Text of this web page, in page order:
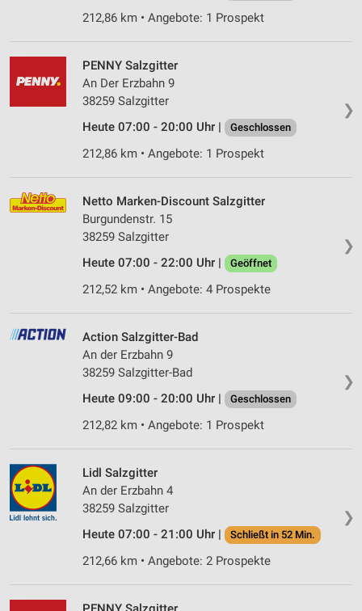
212,86 km • Angebote: 1 Prospekt
❯
PENNY Salzgitter
An Der Erzbahn 9
38259 Salzgitter
Heute 07:00 - 20:00 Uhr |
Geschlossen
212,86 km • Angebote: 1 Prospekt
❯
Netto Marken-Discount Salzgitter
Burgundenstr. 15
38259 Salzgitter
Heute 07:00 - 22:00 Uhr |
Geöffnet
212,52 km • Angebote: 4 Prospekte
❯
Action Salzgitter-Bad
An der Erzbahn 9
38259 Salzgitter-Bad
Heute 09:00 - 20:00 Uhr |
Geschlossen
212,82 km • Angebote: 1 Prospekt
❯
Lidl Salzgitter
An der Erzbahn 4
38259 Salzgitter
Heute 07:00 - 21:00 Uhr |
Schließt in 52 Min.
212,66 km • Angebote: 2 Prospekte